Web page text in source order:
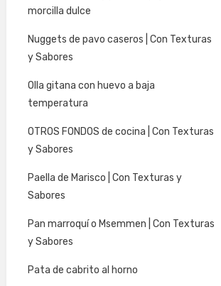
morcilla dulce
Nuggets de pavo caseros | Con Texturas
y Sabores
Olla gitana con huevo a baja
temperatura
OTROS FONDOS de cocina | Con Texturas
y Sabores
Paella de Marisco | Con Texturas y
Sabores
Pan marroquí o Msemmen | Con Texturas
y Sabores
Pata de cabrito al horno